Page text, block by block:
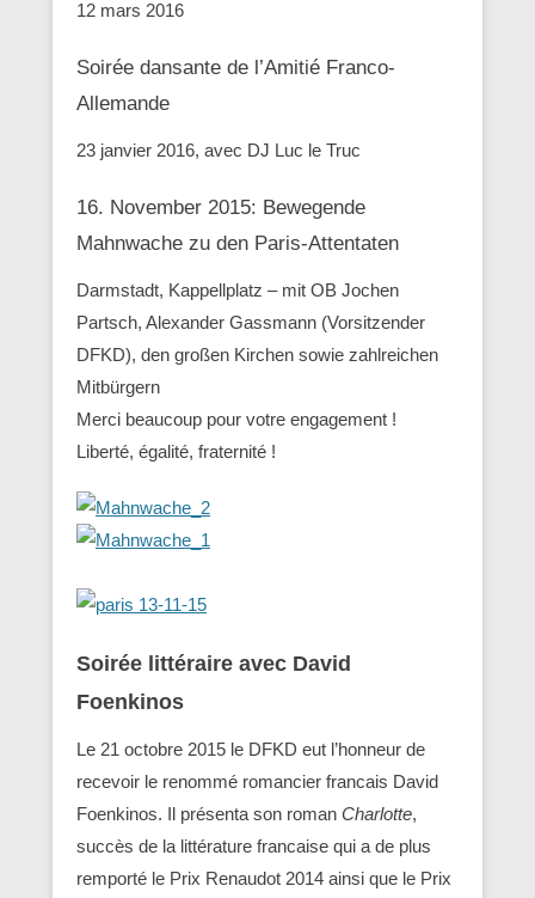
12 mars 2016
Soirée dansante de l’Amitié Franco-
Allemande
23 janvier 2016, avec DJ Luc le Truc
16. November 2015: Bewegende
Mahnwache zu den ‪Paris-Attentaten
Darmstadt, Kappellplatz – mit OB Jochen
Partsch, Alexander Gassmann (Vorsitzender
‪‎DFKD), den großen Kirchen sowie zahlreichen
Mitbürgern
Merci beaucoup pour votre engagement !
Liberté, égalité, fraternité !
Soirée littéraire avec David
Foenkinos
Le 21 octobre 2015 le DFKD eut l’honneur de
recevoir le renommé romancier francais David
Foenkinos. Il présenta son roman Charlotte,
succès de la littérature francaise qui a de plus
remporté le Prix Renaudot 2014 ainsi que le Prix